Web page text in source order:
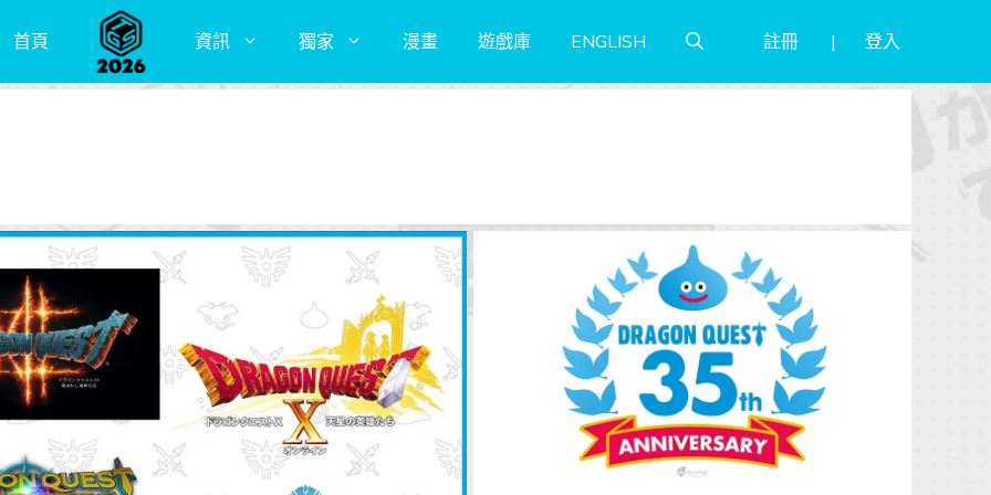
首頁 資訊 獨家 漫畫 遊戲庫 ENGLISH 註冊 登入